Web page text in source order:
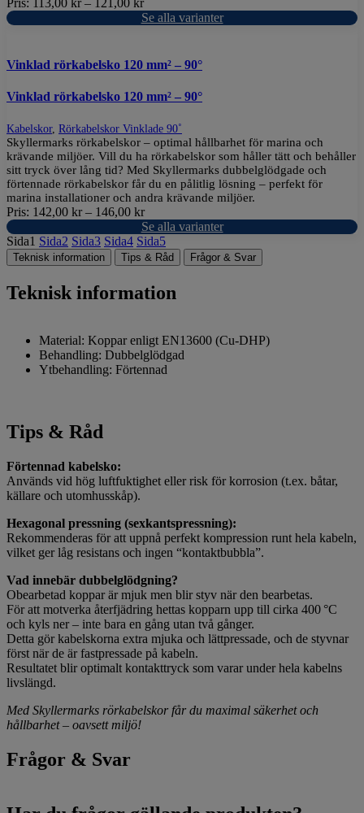
Pris: 113,00 kr– 121,00 kr
Se alla varianter
Vinklad rörkabelsko 120 mm² – 90°
Vinklad rörkabelsko 120 mm² – 90°
Kabelskor, Rörkabelskor Vinklade 90˚
Skyllermarks rörkabelskor – optimal hållbarhet för marina och
krävande miljöer. Vill du ha rörkabelskor som håller tätt och behåller
sitt tryck över lång tid? Med Skyllermarks dubbelglödgade och
förtennade rörkabelskor får du en pålitlig lösning – perfekt för
marina installationer och andra krävande miljöer.
Pris: 142,00 kr– 146,00 kr
Se alla varianter
Sida1 Sida2 Sida3 Sida4 Sida5
Teknisk information Tips & Råd Frågor & Svar
Teknisk information
Material: Koppar enligt EN13600 (Cu-DHP)
Behandling: Dubbelglödgad
Ytbehandling: Förtennad
Tips & Råd
Förtennad kabelsko:
Används vid hög luftfuktighet eller risk för korrosion (t.ex. båtar,
källare och utomhusskåp).
Hexagonal pressning (sexkantspressning):
Rekommenderas för att uppnå perfekt kompression runt hela kabeln,
vilket ger låg resistans och ingen “kontaktbubbla”.
Vad innebär dubbelglödgning?
Obearbetad koppar är mjuk men blir styv när den bearbetas.
För att motverka återfjädring hettas kopparn upp till cirka 400 °C
och kyls ner – inte bara en gång utan två gånger.
Detta gör kabelskorna extra mjuka och lättpressade, och de styvnar
först när de är fastpressade på kabeln.
Resultatet blir optimalt kontakttryck som varar under hela kabelns
livslängd.
Med Skyllermarks rörkabelskor får du maximal säkerhet och
hållbarhet – oavsett miljö!
Frågor & Svar